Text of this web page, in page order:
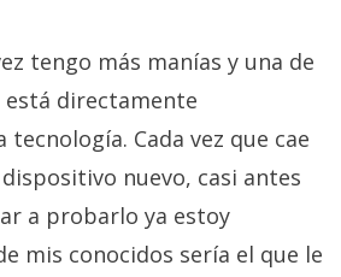
tengo más manías y una de
está directamente
tecnología. Cada vez que cae
nuevo, casi antes
a probarlo ya estoy
mis conocidos sería el que le